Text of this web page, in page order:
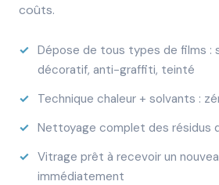
coûts.
Dépose de tous types de films :
décoratif, anti-graffiti, teinté
Technique chaleur + solvants :
Nettoyage complet des résidus
Vitrage prêt à recevoir un
immédiatement